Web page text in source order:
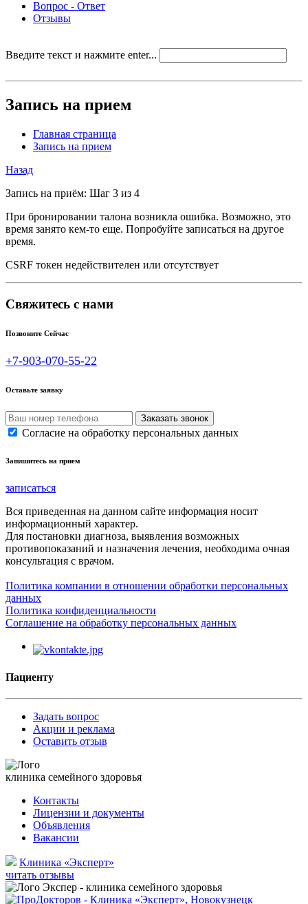
Вопрос - Ответ
Отзывы
Введите текст и нажмите enter...
Запись на прием
Главная страница
Запись на прием
Назад
Запись на приём: Шаг 3 из 4
При бронировании талона возникла ошибка. Возможно, это
время занято кем-то еще. Попробуйте записаться на другое
время.
CSRF токен недействителен или отсутствует
Свяжитесь с нами
Позвоните Сейчас
+7-903-070-55-22
Оставьте заявку
Согласие на обработку персональных данных
Запишитесь на прием
записаться
Вся приведенная на данном сайте информация носит
информационный характер.
Для постановки диагноза, выявления возможных
противопоказаний и назначения лечения, необходима очная
консультация с врачом.
Политика компании в отношении обработки персональных
данных
Политика конфиденциальности
Соглашение на обработку персональных данных
Пациенту
Задать вопрос
Акции и реклама
Оставить отзыв
клиника семейного здоровья
Контакты
Лицензии и документы
Объявления
Вакансии
Клиника «Эксперт»
читать отзывы